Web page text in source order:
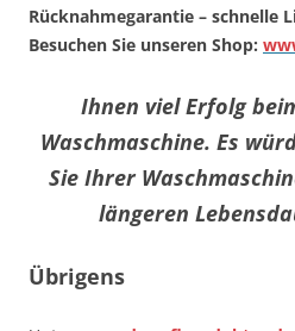
Rücknahmegarantie – schnelle
Besuchen Sie unseren Shop:
Ihnen viel Erfolg
Waschmaschine. Es
Sie Ihrer
längeren
Übrigens